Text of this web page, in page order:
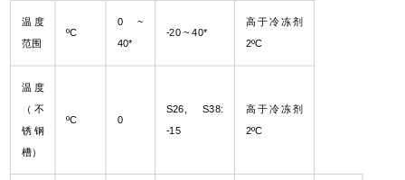
温度
范围
ºC
0 ~
40*
-20 ~ 40*
高于冷冻剂
2ºC
温度
（不
锈钢
槽）
ºC 0
S26, S38:
-15
高于冷冻剂
2ºC